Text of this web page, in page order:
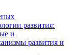
развития:
и
развития и